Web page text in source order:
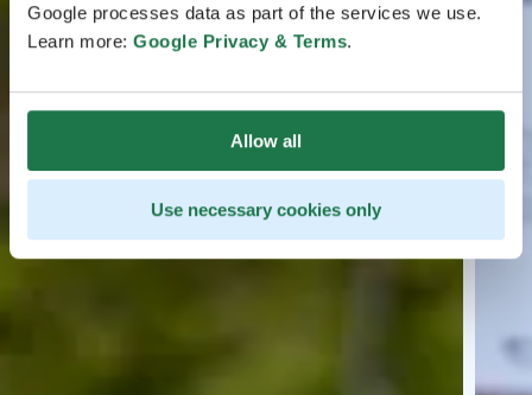
Google processes data as part of the services we use.
Learn more: Google Privacy & Terms.
Allow all
Use necessary cookies only